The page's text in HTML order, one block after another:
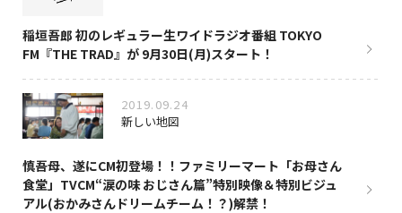
稲垣吾郎 初のレギュラー生ワイドラジオ番組 TOKYO
FM『THE TRAD』が 9月30日(月)スタート！
2019.09.24
新しい地図
慎吾母、遂にCM初登場！！ファミリーマート「お母さん
食堂」TVCM“涙の味 おじさん篇”特別映像＆特別ビジュ
アル(おかみさんドリームチーム！？)解禁！